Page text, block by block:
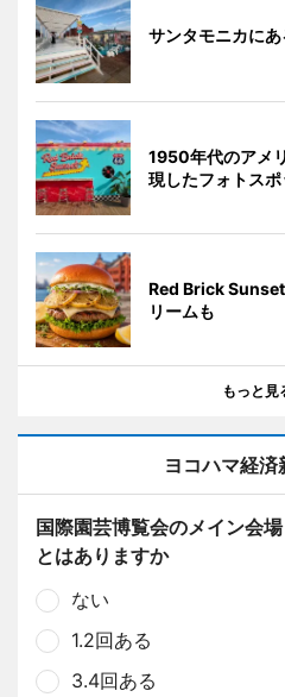
サンタモニカに
1950年代のアメ
現したフォトスポ
Red Brick
リームも
もっと見
ヨコハマ経済
国際園芸博覧会のメイン会
とはありますか
ない
1.2回ある
3.4回ある